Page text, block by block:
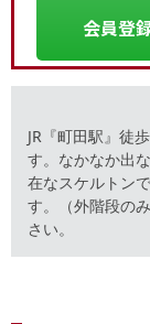
会員登
JR『町田駅』徒
す。なかなか出
在なスケルトン
す。（外階段の
さい。